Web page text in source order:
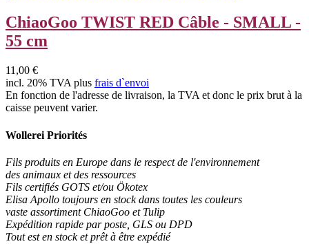
ChiaoGoo TWIST RED Câble - SMALL -
55 cm
11,00 €
incl. 20% TVA plus frais d`envoi
En fonction de l'adresse de livraison, la TVA et donc le prix brut à la
caisse peuvent varier.
Wollerei Priorités
Fils produits en Europe dans le respect de l'environnement
des animaux et des ressources
Fils certifiés GOTS et/ou Ökotex
Elisa Apollo toujours en stock dans toutes les couleurs
vaste assortiment ChiaoGoo et Tulip
Expédition rapide par poste, GLS ou DPD
Tout est en stock et prêt à être expédié